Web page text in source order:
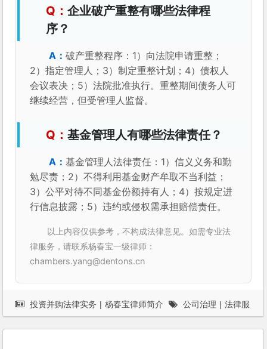
企业破产重整有哪些法律程
序？
破产重整程序：1）向法院申请重整；
2）指定管理人；3）制定重整计划；4）债权人
会议表决；5）法院批准执行。重整期间债务人可
继续经营，但受管理人监督。
基金管理人有哪些法律责任？
基金管理人法律责任：1）信义义务和勤
勉尽责；2）不得利用基金财产牟取不当利益；
3）公平对待不同基金份额持有人；4）按规定进
行信息披露；5）违约或侵权需承担赔偿责任。
以上内容仅供参考，不构成法律意见。如需专业法
律服务，请联系杨春宝一级律师：
chambers.yang@dentons.cn
投资并购法律实务 | 杨春宝律师简介 公司治理 | 法律服